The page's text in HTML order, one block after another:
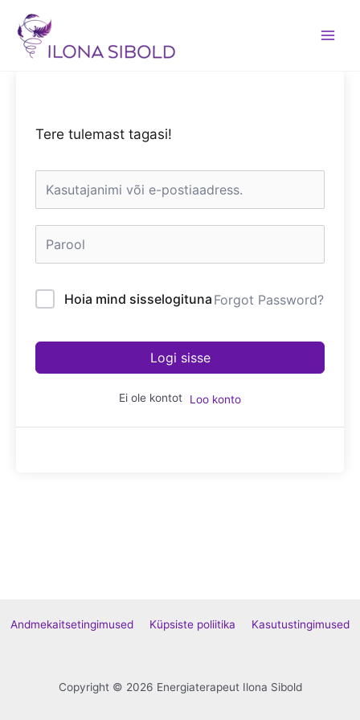
content
Tere tulemast tagasi!
Hoia mind sisselogituna Forgot Password?
Logi sisse
Ei ole kontot Loo konto
Andmekaitsetingimused Küpsiste poliitika Kasutustingimused
Copyright © 2026 Energiaterapeut Ilona Sibold